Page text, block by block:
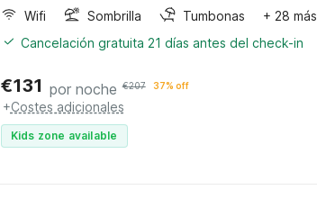
Wifi
Sombrilla Tumbonas
+ 28 más
Cancelación gratuita 21 días antes del check-in
€131 por noche €207 37% off
+Costes adicionales
Kids zone available